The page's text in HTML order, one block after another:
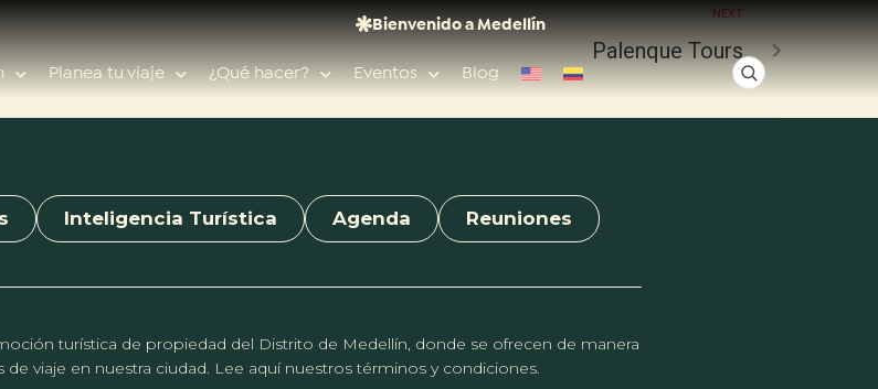
Bienvenido a Medellín
Planea tu viaje ¿Qué hacer? Eventos Blog
Búsquedas populares
Guías de ciudad
b
o
ok
er s
A
p
p
gr
a
m
n
g
er
dI
n
l
NEXT
Palenque Tours
Inteligencia Turística Agenda Reuniones
turística de propiedad del Distrito de Medellín, donde se ofrecen de manera
viaje en nuestra ciudad. Lee aquí nuestros términos y condiciones.